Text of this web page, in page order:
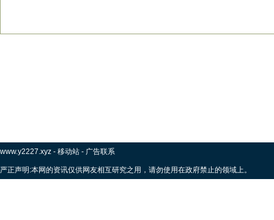
www.y2227.xyz - 移动站 - 广告联系
严正声明:本网的资讯仅供网友相互研究之用，请勿使用在政府禁止的领域上。